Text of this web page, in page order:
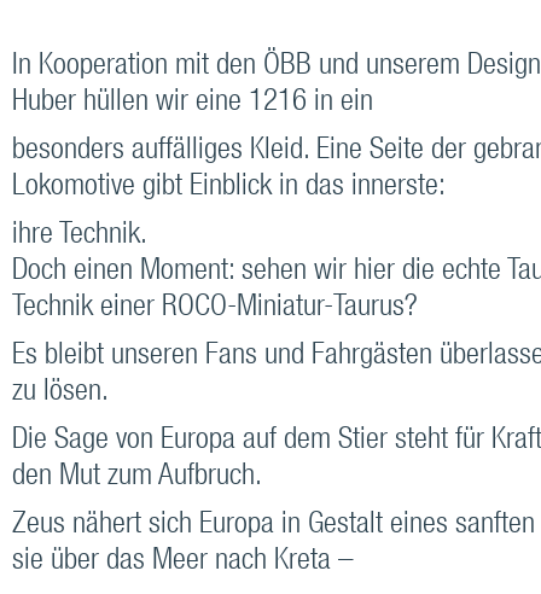
In Kooperation mit den ÖBB und unserem
Huber hüllen wir eine 1216 in ein
besonders auffälliges Kleid. Eine Seite der
Lokomotive gibt Einblick in das innerste:
ihre Technik.
Doch einen Moment: sehen wir hier die echte
Technik einer ROCO-Miniatur-Taurus?
Es bleibt unseren Fans und Fahrgästen
zu lösen.
Die Sage von Europa auf dem Stier steht für
den Mut zum Aufbruch.
Zeus nähert sich Europa in Gestalt eines
sie über das Meer nach Kreta –